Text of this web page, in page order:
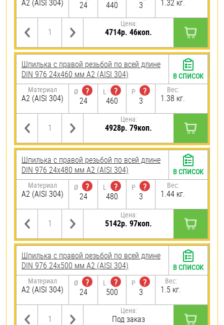
А2 (AISI 304)
24
440
3
1.32 кг.
Цена:
4714р. 46коп.
Шпилька с правой резьбой по всей длине
DIN 976 24х460 мм А2 (AISI 304)
Материал
А2 (AISI 304)
Ø
?
24
L
?
460
P
?
3
Вес:
1.38 кг.
Цена:
4928р. 79коп.
В СПИСОК
Шпилька с правой резьбой по всей длине
DIN 976 24х480 мм А2 (AISI 304)
Материал
А2 (AISI 304)
Ø
?
24
L
?
480
P
?
3
Вес:
1.44 кг.
Цена:
5142р. 97коп.
В СПИСОК
Шпилька с правой резьбой по всей длине
DIN 976 24х500 мм А2 (AISI 304)
Материал
А2 (AISI 304)
Ø
?
24
L
?
500
P
?
3
Вес:
1.5 кг.
Цена:
Под заказ
В СПИСОК